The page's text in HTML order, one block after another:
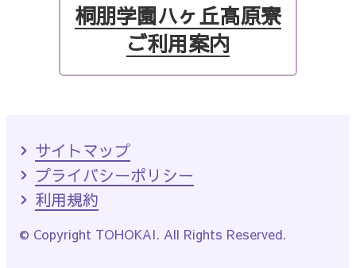
桐朋学園ハヶ丘高原寮
ご利用案内
サイトマップ
プライバシーポリシー
利用規約
© Copyright TOHOKAI. All Rights Reserved.